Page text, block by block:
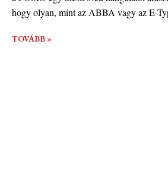
hogy olyan, mint az ABBA vagy az E-
TOVÁBB »